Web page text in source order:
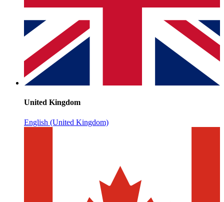
United Kingdom
English (United Kingdom)